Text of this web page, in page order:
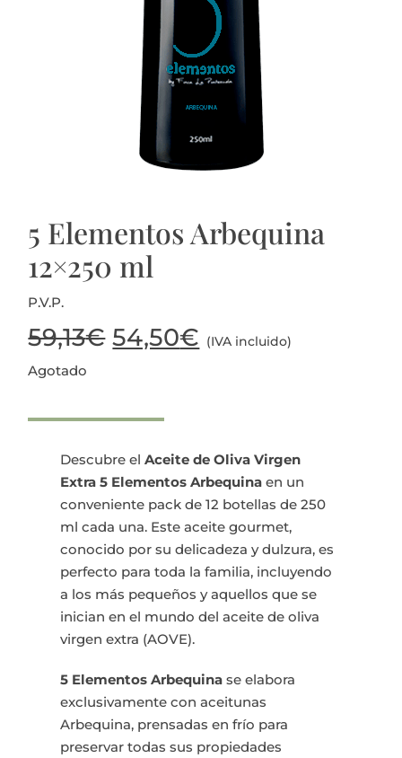
5 Elementos Arbequina
12×250 ml
P.V.P.
59,13€ El
original
era:
59,13€.
54,50€ El
es:
54,50€.
(IVA incluido)
Agotado
Descubre elAceite de Oliva Virgen
Extra 5 Elementos Arbequina en un
conveniente pack de 12 botellas de 250
ml cada una. Este aceite gourmet,
conocido por su delicadeza y dulzura, es
perfecto para toda la familia, incluyendo
a los más pequeños y aquellos que se
inician en el mundo del aceite de oliva
virgen extra (AOVE).
5 Elementos Arbequina se elabora
exclusivamente con aceitunas
Arbequina, prensadas en frío para
preservar todas sus propiedades